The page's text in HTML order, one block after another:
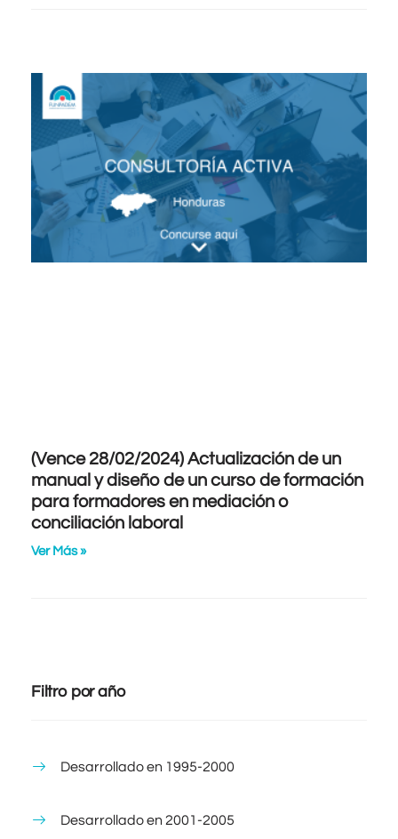
(Vence 28/02/2024) Actualización de un
manual y diseño de un curso de formación
para formadores en mediación o
conciliación laboral
Ver Más »
Filtro por año
Desarrollado en 1995-2000
Desarrollado en 2001-2005